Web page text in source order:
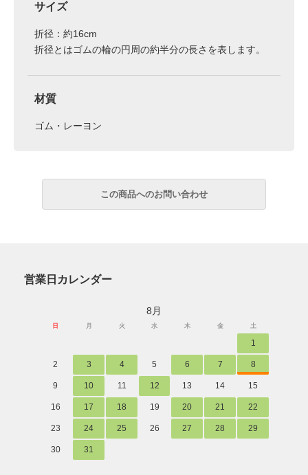
サイズ
折径：約16cm
折径とはゴムの輪の円周の約半分の長さを表します。
材質
ゴム・レーヨン
営業日カレンダー
8月
日 月 火 水 木 金 土
1
2 3 4 5 6 7 8
9 10 11 12 13 14 15
16 17 18 19 20 21 22
23 24 25 26 27 28 29
30 31